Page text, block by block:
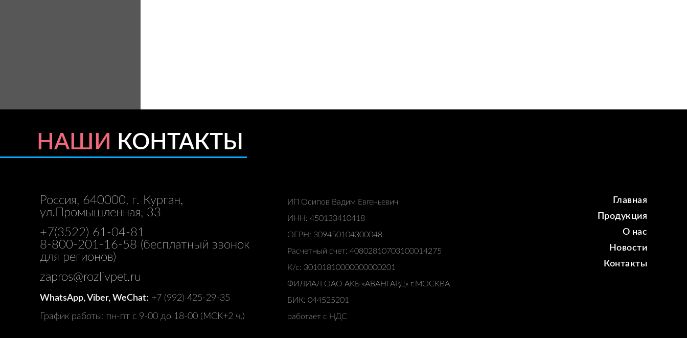
НАШИ КОНТАКТЫ
Россия, 640000, г. Курган,
ул.Промышленная, 33
+7(3522) 61-04-81
8-800-201-16-58 (бесплатный звонок
для регионов)
zapros@rozlivpet.ru
WhatsApp, Viber, WeChat: +7 (992) 425-29-35
График работы: пн-пт с 9-00 до 18-00 (МСК+2 ч.)
ИП Осипов Вадим Евгеньевич
ИНН: 450133410418
ОГРН: 309450104300048
Расчетный счет: 40802810703100014275
К/с: 30101810000000000201
ФИЛИАЛ ОАО АКБ «АВАНГАРД» г.МОСКВА
БИК: 044525201
работает с НДС
Главная
Продукция
О нас
Новости
Контакты